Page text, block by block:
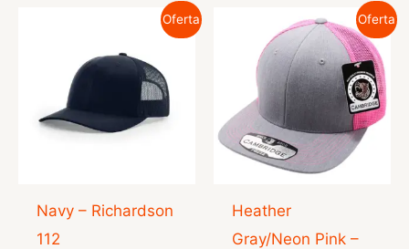
Oferta
Navy – Richardson
112
Oferta
Heather
Gray/Neon Pink –